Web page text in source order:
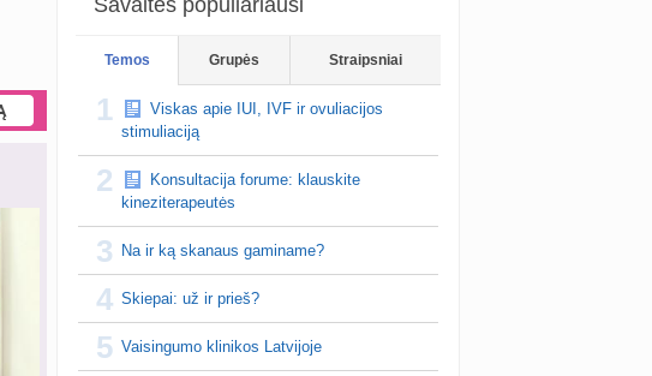
siuos iklotus ir ju kokybe. Tai tikrai padare gera
ispudi. Nusipirkau ir dienininius ir m…
Savaitės populiariausi
Temos Grupės Straipsniai
1
Viskas apie IUI, IVF ir ovuliacijos
stimuliaciją
2
Konsultacija forume: klauskite
kineziterapeutės
3 Na ir ką skanaus gaminame?
4 Skiepai: už ir prieš?
5 Vaisingumo klinikos Latvijoje